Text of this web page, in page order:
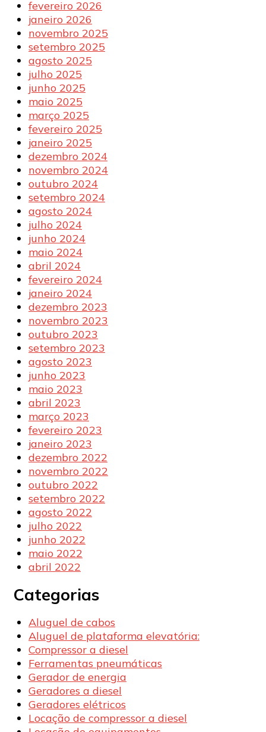
fevereiro 2026
janeiro 2026
novembro 2025
setembro 2025
agosto 2025
julho 2025
junho 2025
maio 2025
março 2025
fevereiro 2025
janeiro 2025
dezembro 2024
novembro 2024
outubro 2024
setembro 2024
agosto 2024
julho 2024
junho 2024
maio 2024
abril 2024
fevereiro 2024
janeiro 2024
dezembro 2023
novembro 2023
outubro 2023
setembro 2023
agosto 2023
junho 2023
maio 2023
abril 2023
março 2023
fevereiro 2023
janeiro 2023
dezembro 2022
novembro 2022
outubro 2022
setembro 2022
agosto 2022
julho 2022
junho 2022
maio 2022
abril 2022
Categorias
Aluguel de cabos
Aluguel de plataforma elevatória:
Compressor a diesel
Ferramentas pneumáticas
Gerador de energia
Geradores a diesel
Geradores elétricos
Locação de compressor a diesel